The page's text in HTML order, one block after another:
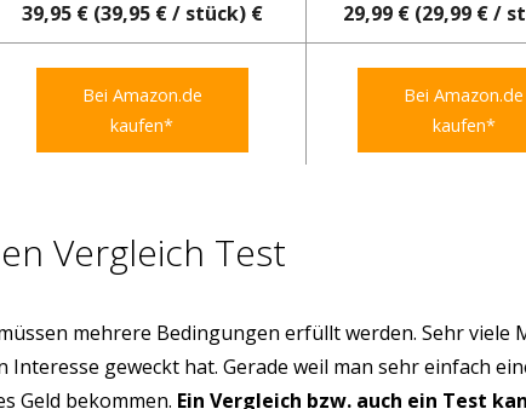
39,95 € (39,95 € / stück) € 29,99 € (29,99 € /
Bei Amazon.de
kaufen*
Bei Amazon.de
kaufen*
Vergleich Test
mehrere Bedingungen erfüllt werden. Sehr
Interesse geweckt hat. Gerade weil man sehr einfach
Geld bekommen. Ein Vergleich bzw. auch ein Test